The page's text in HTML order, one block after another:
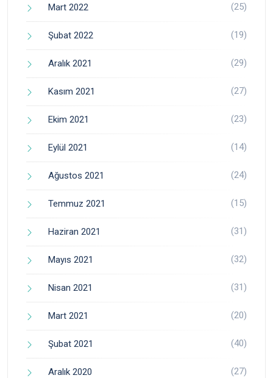
Mart 2022 (25)
Şubat 2022 (19)
Aralık 2021 (29)
Kasım 2021 (27)
Ekim 2021 (23)
Eylül 2021 (14)
Ağustos 2021 (24)
Temmuz 2021 (15)
Haziran 2021 (31)
Mayıs 2021 (32)
Nisan 2021 (31)
Mart 2021 (20)
Şubat 2021 (40)
Aralık 2020 (27)